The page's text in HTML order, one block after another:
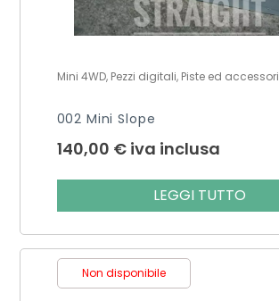
Mini 4WD, Pezzi digitali, Piste ed accessori
002 Mini Slope
140,00 € iva inclusa
LEGGI TUTTO
Non disponibile